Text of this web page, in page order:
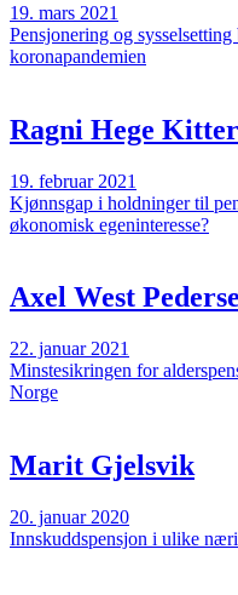
19. mars 2021
Pensjonering og
koronapandemien
Ragni Hege
19. februar 2021
Kjønnsgap i holdninger til
økonomisk egeninteresse?
Axel West
22. januar 2021
Minstesikringen for
Norge
Marit Gjelsvik
20. januar 2020
Innskuddspensjon i ulike